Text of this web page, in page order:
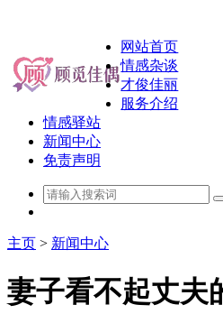
网站首页
情感杂谈
才俊佳丽
服务介绍
情感驿站
新闻中心
免责声明
主页 > 新闻中心
妻子看不起丈夫